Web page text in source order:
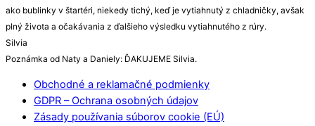
ako bublinky v štartéri, niekedy tichý, keď je vytiahnutý z chladničky, avšak
plný života a očakávania z ďalšieho výsledku vytiahnutého z rúry.
Silvia
Poznámka od Naty a Daniely: ĎAKUJEME Silvia.
Obchodné a reklamačné podmienky
GDPR – Ochrana osobných údajov
Zásady používania súborov cookie (EÚ)